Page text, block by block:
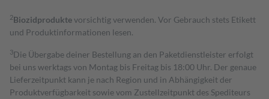
2Biozidproduktevorsichtig verwenden. Vor Gebrauch stets Etikett
und Produktinformationen lesen.
3Die Übergabe deiner Bestellung an den Paketdienstleister erfolgt
bei uns werktags von Montag bis Freitag bis 18:00 Uhr. Der genaue
Lieferzeitpunkt kann je nach Region und in Abhängigkeit der
Produktverfügbarkeit sowie vom Zustellzeitpunkt des Spediteurs